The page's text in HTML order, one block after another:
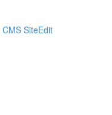
CMS SiteEdit